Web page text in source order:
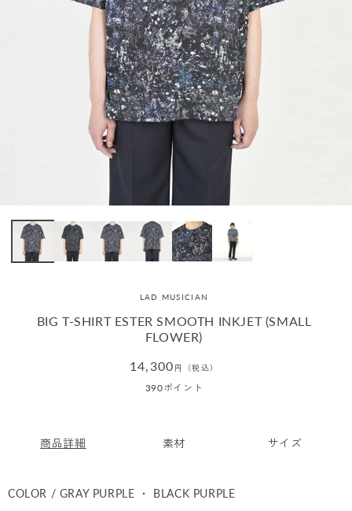
LAD MUSICIAN
BIG T-SHIRT ESTER SMOOTH INKJET (SMALL
FLOWER)
通
14,300 円（税込）
390ポイント
商品詳細 素材 サイズ
COLOR / GRAY PURPLE ・ BLACK PURPLE